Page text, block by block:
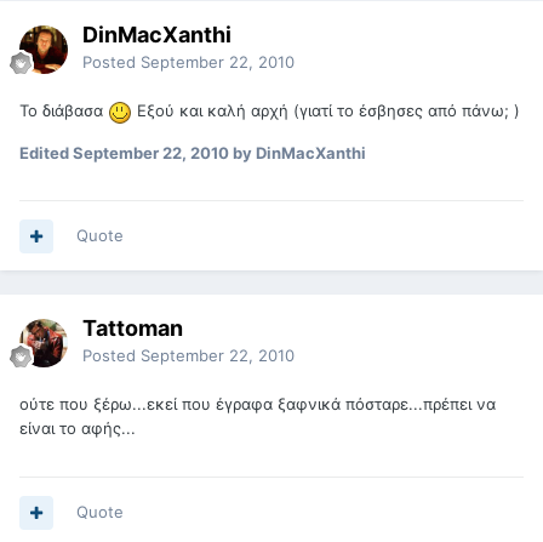
DinMacXanthi
Posted September 22, 2010
Το διάβασα Εξού και καλή αρχή (γιατί το έσβησες από πάνω; )
EditedSeptember 22, 2010by DinMacXanthi
Quote
Tattoman
Posted September 22, 2010
ούτε που ξέρω...εκεί που έγραφα ξαφνικά πόσταρε...πρέπει να
είναι το αφής...
Quote